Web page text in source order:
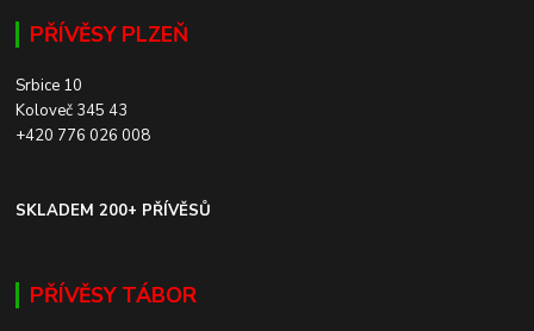
PŘÍVĚSY PLZEŇ
Srbice 10
Koloveč 345 43
+420 776 026 008
SKLADEM 200+ PŘÍVĚSŮ
PŘÍVĚSY TÁBOR